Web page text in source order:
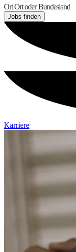
OrtOrt oder Bundesland
Jobs finden
Karriere